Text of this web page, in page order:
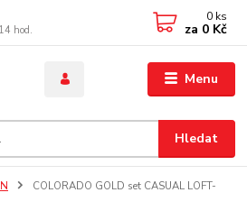
Menu
Hledat
hod.
0 ks
za 0 Kč
COLORADO GOLD set CASUAL LOFT-